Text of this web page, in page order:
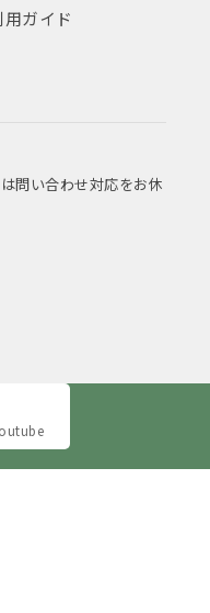
用ガイド
問い合わせ対応をお休